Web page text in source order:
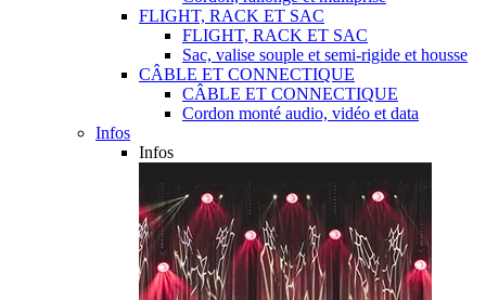
FLIGHT, RACK ET SAC
FLIGHT, RACK ET SAC
Sac, valise souple et semi-rigide et housse
CÂBLE ET CONNECTIQUE
CÂBLE ET CONNECTIQUE
Cordon monté audio, vidéo et data
Infos
Infos